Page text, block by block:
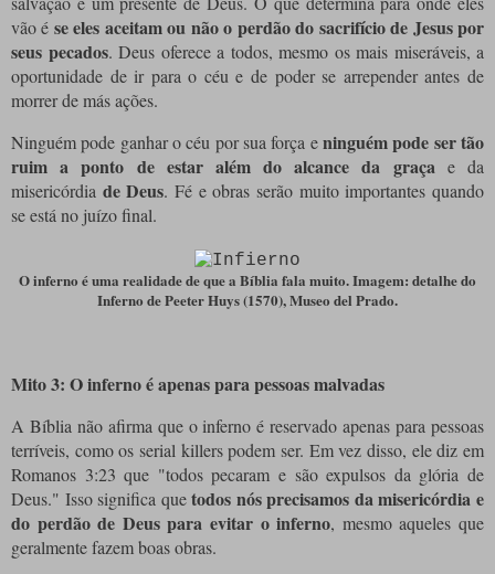
vão é se eles aceitam ou não o perdão do sacrifício de Jesus por
seus pecados. Deus oferece a todos, mesmo os mais miseráveis, a
oportunidade de ir para o céu e de poder se arrepender antes de
morrer de más ações.
Ninguém pode ganhar o céu por sua força eninguém pode ser tão
ruim a ponto de estar além do alcance da graça e da
misericórdia de Deus. Fé e obras serão muito importantes quando
se está no juízo final.
O inferno é uma realidade de que a Bíblia fala muito. Imagem: detalhe do
Inferno de Peeter Huys (1570), Museo del Prado.
Mito 3: O inferno é apenas para pessoas malvadas
A Bíblia não afirma que o inferno é reservado apenas para pessoas
terríveis, como os serial killers podem ser. Em vez disso, ele diz em
Romanos 3:23 que "todos pecaram e são expulsos da glória de
Deus." Isso significa quetodos nós precisamos da misericórdia e
do perdão de Deus para evitar o inferno, mesmo aqueles que
geralmente fazem boas obras.